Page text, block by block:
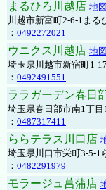
まるひろ川越店 地図
川越市新富町2-6-1まる
： 0492272021
ウニクス川越店 地図
埼玉県川越市新宿町1-
： 0492491551
ララガーデン春日
埼玉県春日部市南1丁
： 0487317411
ららテラス川口店
埼玉県川口市栄町3-5-1
： 0482291979
モラージュ菖蒲店